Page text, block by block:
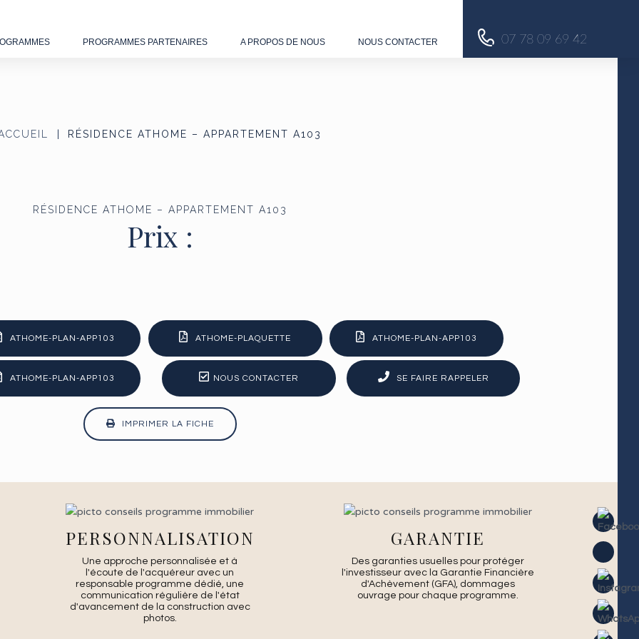
07 78 09 69 42
PROGRAMMES PARTENAIRES A PROPOS DE NOUS NOUS CONTACTER
RÉSIDENCE ATHOME – APPARTEMENT A103
RÉSIDENCE ATHOME – APPARTEMENT A103
Prix :
ATHOME-PLAN-APP103 ATHOME-PLAQUETTE ATHOME-PLAN-APP103
ATHOME-PLAN-APP103 NOUS CONTACTER SE FAIRE RAPPELER
IMPRIMER LA FICHE
PERSONNALISATION
Une approche personnalisée et à
l'écoute de l'acquéreur avec un
responsable programme dédié, une
communication régulière de l'état
d'avancement de la construction avec
photos.
GARANTIE
Des garanties usuelles pour protéger
l'investisseur avec la Garantie Financière
d'Achèvement (GFA), dommages
ouvrage pour chaque programme.